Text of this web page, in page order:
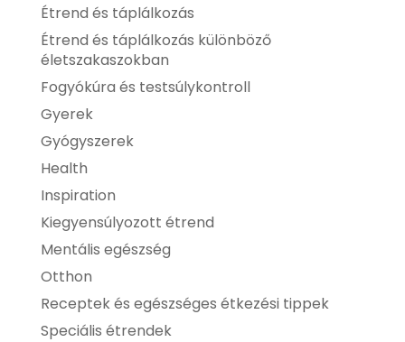
Étrend és táplálkozás
Étrend és táplálkozás különböző
életszakaszokban
Fogyókúra és testsúlykontroll
Gyerek
Gyógyszerek
Health
Inspiration
Kiegyensúlyozott étrend
Mentális egészség
Otthon
Receptek és egészséges étkezési tippek
Speciális étrendek